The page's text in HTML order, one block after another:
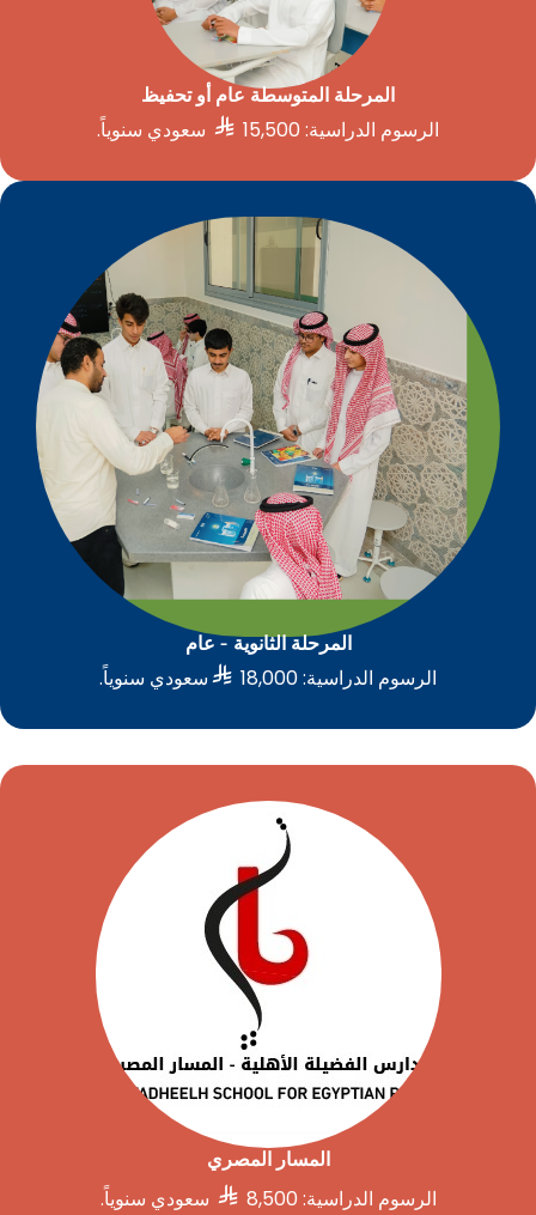
المرحلة المتوسطة عام أو تحفيظ​
الرسوم الدراسية: 15,500  سعودي سنوياً.
المرحلة الثانوية - عام​
الرسوم الدراسية: 18,000  سعودي سنوياً.
المسار المصري​
الرسوم الدراسية: 8,500  سعودي سنوياً.